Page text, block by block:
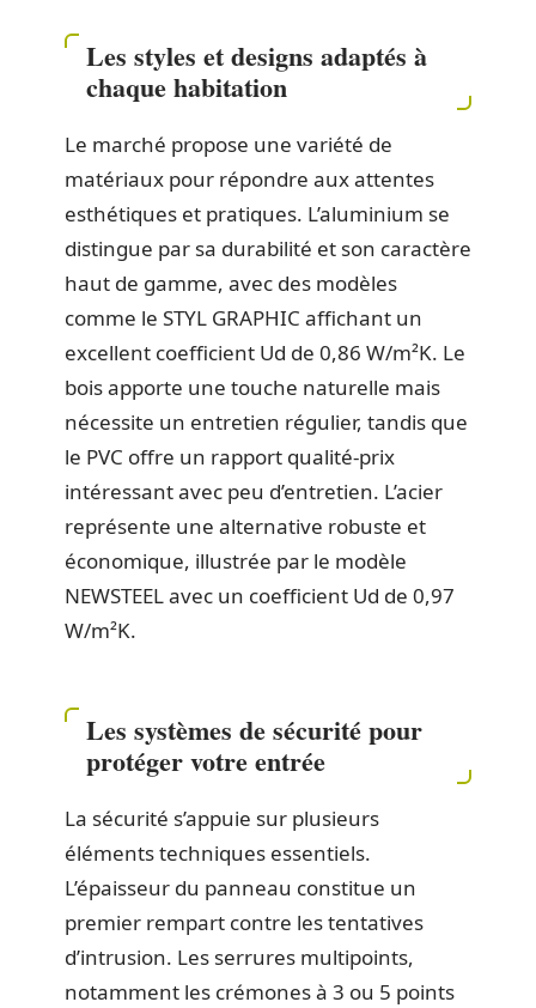
Les styles et designs adaptés à
chaque habitation
Le marché propose une variété de
matériaux pour répondre aux attentes
esthétiques et pratiques. L’aluminium se
distingue par sa durabilité et son caractère
haut de gamme, avec des modèles
comme le STYL GRAPHIC affichant un
excellent coefficient Ud de 0,86 W/m²K. Le
bois apporte une touche naturelle mais
nécessite un entretien régulier, tandis que
le PVC offre un rapport qualité-prix
intéressant avec peu d’entretien. L’acier
représente une alternative robuste et
économique, illustrée par le modèle
NEWSTEEL avec un coefficient Ud de 0,97
W/m²K.
Les systèmes de sécurité pour
protéger votre entrée
La sécurité s’appuie sur plusieurs
éléments techniques essentiels.
L’épaisseur du panneau constitue un
premier rempart contre les tentatives
d’intrusion. Les serrures multipoints,
notamment les crémones à 3 ou 5 points